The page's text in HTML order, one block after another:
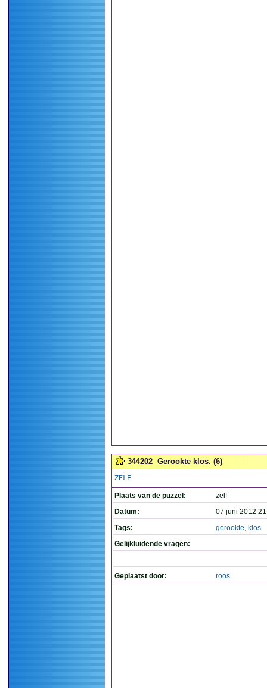
344202 Gerookte klos. (6)
ZELF
Plaats van de puzzel:
zelf
Datum:
07 juni 2012
Tags:
gerookte, klos
Gelijkluidende vragen:
Geplaatst door: roos